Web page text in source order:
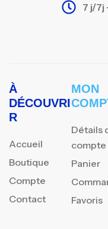
7 j/7j
À
DÉCOUVRI
R
Accueil
Boutique
Compte
Contact
MON
Détails
compte
Panier
Favoris